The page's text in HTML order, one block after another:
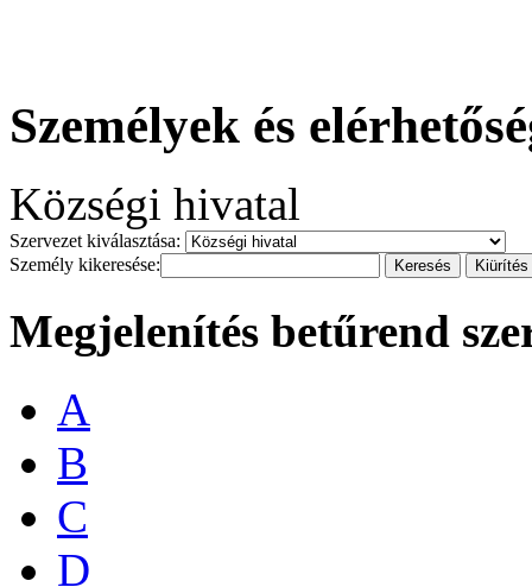
Személyek és
Községi hivatal
Szervezet kiválasztása:
Személy kikeresése:
Megjelenítés betűrend
A
B
C
D